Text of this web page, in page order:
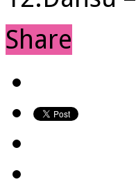
Share